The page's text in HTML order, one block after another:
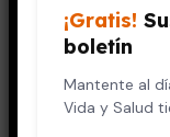
La falta
embarazo
12 de marzo, 2022
¡Gratis!
boletín
Mantente al
Vida y Salud